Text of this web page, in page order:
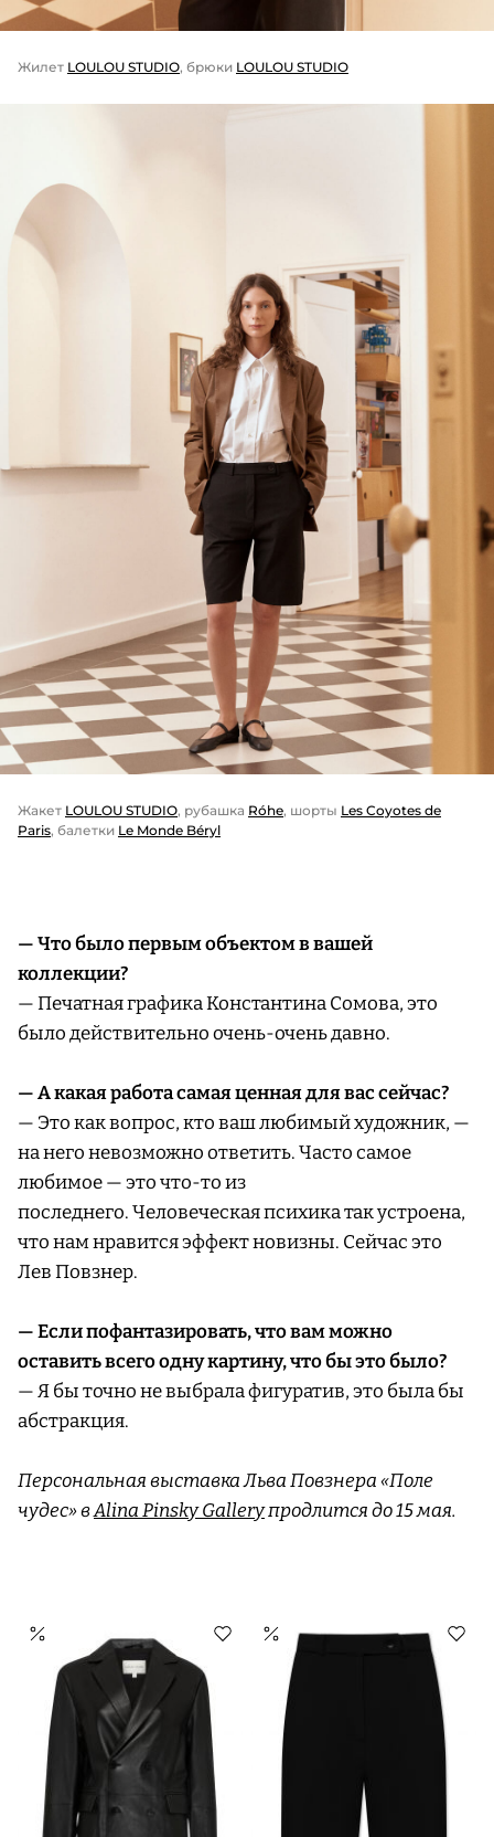
Жилет LOULOU STUDIO, брюки LOULOU STUDIO
Жакет LOULOU STUDIO, рубашка Róhe, шорты Les Coyotes de
Paris, балетки Le Monde Béryl
— Что было первым объектом в вашей
коллекции?
— Печатная графика Константина Сомова, это
было действительно очень-очень давно.
— А какая работа самая ценная для вас сейчас?
— Это как вопрос, кто ваш любимый художник, —
на него невозможно ответить. Часто самое
любимое — это что-то из
последнего. Человеческая психика так устроена,
что нам нравится эффект новизны. Сейчас это
Лев Повзнер.
— Если пофантазировать, что вам можно
оставить всего одну картину, что бы это было?
— Я бы точно не выбрала фигуратив, это была бы
абстракция.
Персональная выставка Льва Повзнера «Поле
чудес» вAlina Pinsky Galleryпродлится до 15 мая.